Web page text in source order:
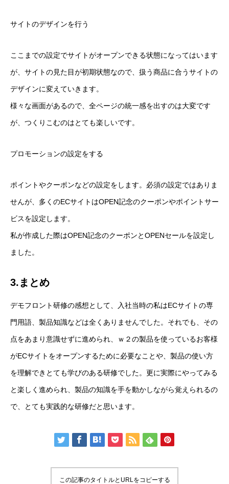
RECRUIT
COMPANY
サイトのデザインを行う
ここまでの設定でサイトがオープンできる状態になってはいます
が、サイトの見た目が初期状態なので、扱う商品に合うサイトの
デザインに変えていきます。
様々な画面があるので、全ページの統一感を出すのは大変です
が、つくりこむのはとても楽しいです。
プロモーションの設定をする
ポイントやクーポンなどの設定をします。必須の設定ではありま
せんが、多くのECサイトはOPEN記念のクーポンやポイントサー
ビスを設定します。
私が作成した際はOPEN記念のクーポンとOPENセールを設定し
ました。
3.まとめ
デモフロント研修の感想として、入社当時の私はECサイトの専
門用語、製品知識などは全くありませんでした。それでも、その
点をあまり意識せずに進められ、ｗ２の製品を使っているお客様
がECサイトをオープンするために必要なことや、製品の使い方
を理解できとても学びのある研修でした。更に実際にやってみる
と楽しく進められ、製品の知識を手を動かしながら覚えられるの
で、とても実践的な研修だと思います。
この記事のタイトルとURLをコピーする